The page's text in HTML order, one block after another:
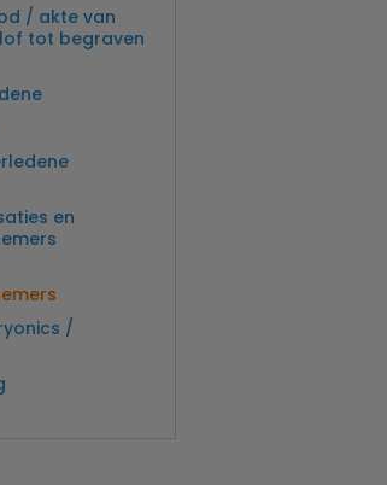
/ akte van
tot begraven
en
/